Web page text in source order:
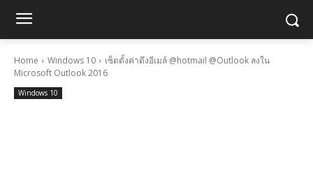
Home Windows 10
เซ็ตตั้งค่าดึงอีเมล์ @hotmail @Outlook ลงใน
Microsoft Outlook 2016
Windows 10